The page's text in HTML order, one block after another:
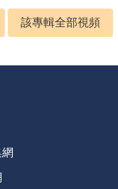
該專輯全部視頻